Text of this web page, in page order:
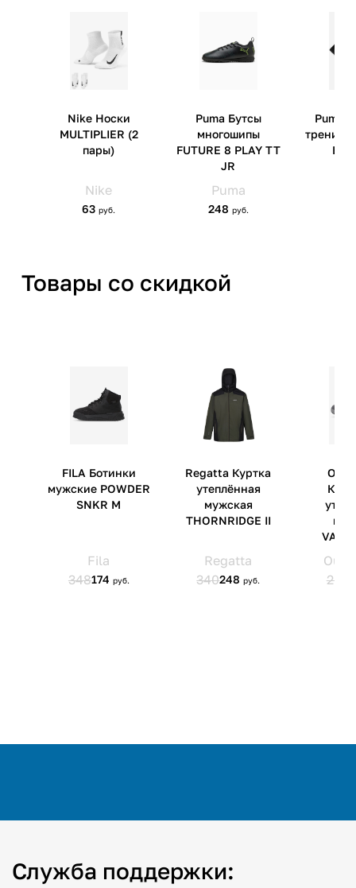
Артикул производителя 108772-99
Гродненский р-н, а/г Гожа,
ул.Школьная, д.5, к.13
Товары со скидкой
Служба поддержки: